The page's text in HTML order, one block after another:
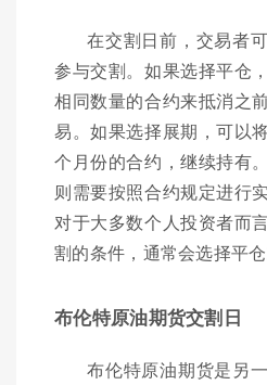
在交割日前，交易者
参与交割。如果选择平仓
相同数量的合约来抵消之
易。如果选择展期，可以
个月份的合约，继续持有
则需要按照合约规定进行
对于大多数个人投资者而
割的条件，通常会选择平仓
布伦特原油期货交割日
布伦特原油期货是另